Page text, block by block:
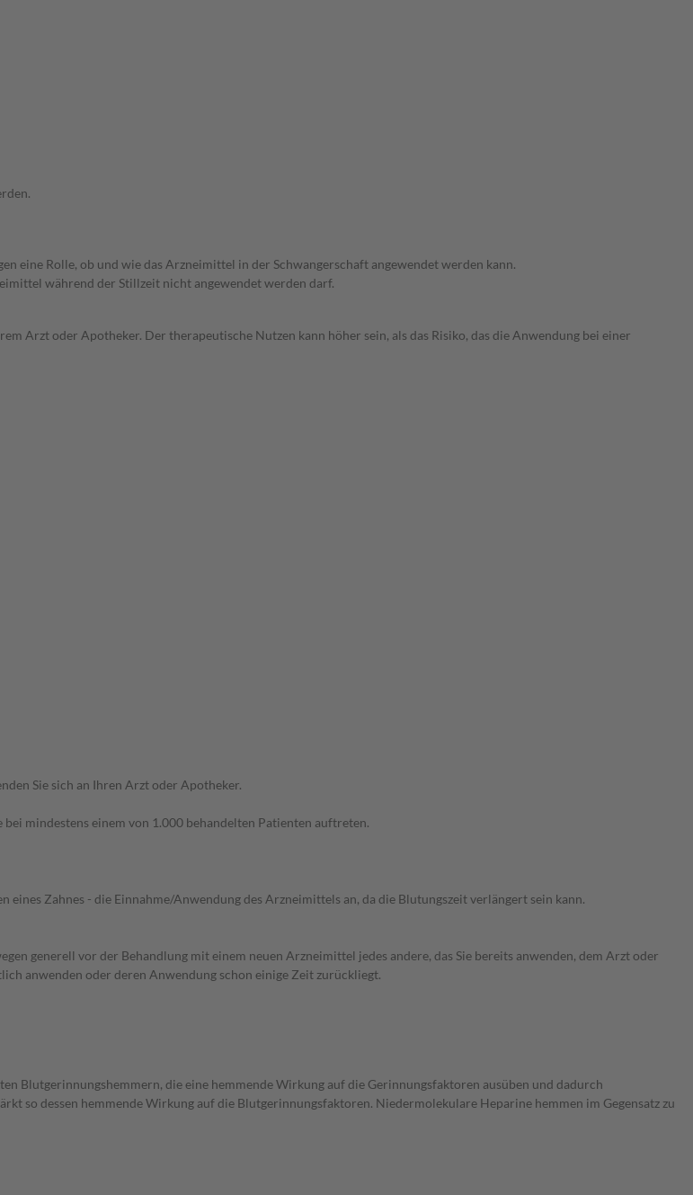
eine Rolle, ob und wie das Arzneimittel in der Schwangerschaft angewendet werden kann.
während der Stillzeit nicht angewendet werden darf.
Arzt oder Apotheker. Der therapeutische Nutzen kann höher sein, als das Risiko, das die Anwendung bei einer
Sie sich an Ihren Arzt oder Apotheker.
mindestens einem von 1.000 behandelten Patienten auftreten.
eines Zahnes - die Einnahme/Anwendung des Arzneimittels an, da die Blutungszeit verlängert sein kann.
generell vor der Behandlung mit einem neuen Arzneimittel jedes andere, das Sie bereits anwenden, dem Arzt oder
anwenden oder deren Anwendung schon einige Zeit zurückliegt.
Blutgerinnungshemmern, die eine hemmende Wirkung auf die Gerinnungsfaktoren ausüben und dadurch
so dessen hemmende Wirkung auf die Blutgerinnungsfaktoren. Niedermolekulare Heparine hemmen im Gegensatz zu